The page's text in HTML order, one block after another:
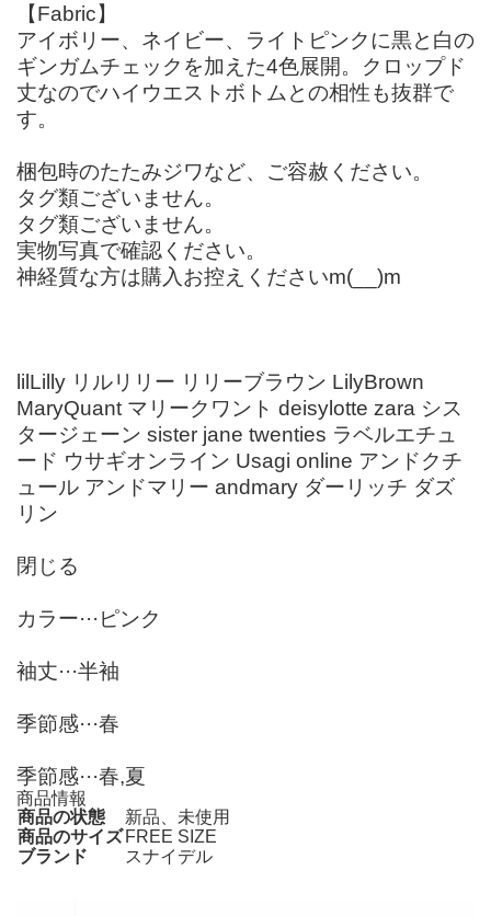
【Fabric】
アイボリー、ネイビー、ライトピンクに黒と白の
ギンガムチェックを加えた4色展開。クロップド
丈なのでハイウエストボトムとの相性も抜群で
す。
梱包時のたたみジワなど、ご容赦ください。
タグ類ございません。
タグ類ございません。
実物写真で確認ください。
神経質な方は購入お控えくださいm(__)m
lilLilly リルリリー リリーブラウン LilyBrown
MaryQuant マリークワント deisylotte zara シス
タージェーン sister jane twenties ラベルエチュ
ード ウサギオンライン Usagi online アンドクチ
ュール アンドマリー andmary ダーリッチ ダズ
リン
閉じる
カラー···ピンク
袖丈···半袖
季節感···春
季節感···春,夏
商品情報
商品の状態
新品、未使用
商品のサイズ FREE SIZE
ブランド
スナイデル